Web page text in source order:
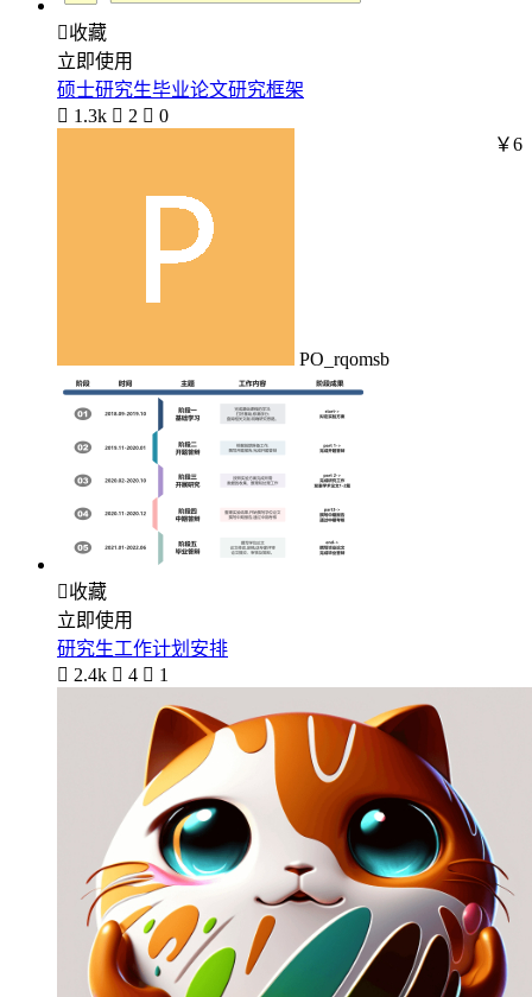
收藏
立即使用
硕士研究生毕业论文研究框架
 1.3k  2  0
PO_rqomsb
￥6
收藏
立即使用
研究生工作计划安排
 2.4k  4  1